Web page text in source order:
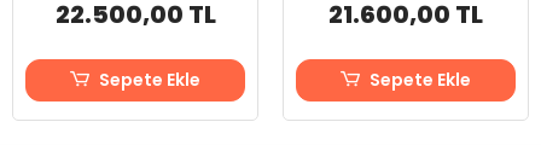
22.500,00 TL
Sepete Ekle
21.600,00 TL
Sepete Ekle